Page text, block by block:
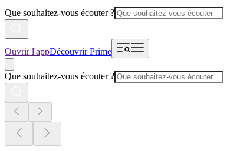
Que souhaitez-vous écouter ?
Ouvrir l'appDécouvrir Prime
Que souhaitez-vous écouter ?